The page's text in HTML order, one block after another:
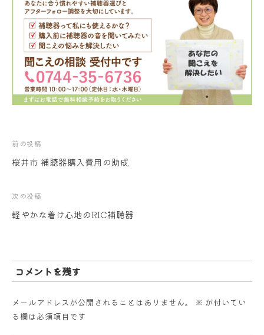
投
稿
ナ
ビ
ー
シ
ョ
前の投稿
桜井市 補聴器購入費用の助成
次の投稿
軽やかな着け心地のRIC補聴器
コメントを残す
メールアドレスが公開されることはありません。 ※ が付いてい
る欄は必須項目です